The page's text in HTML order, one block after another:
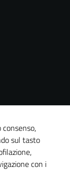
sul tasto
con i